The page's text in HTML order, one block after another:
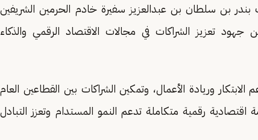
بندر بن سلطان بن عبدالعزيز سفيرة خادم الحرمين الشريفين
تعزيز الشراكات في مجالات الاقتصاد الرقمي والذكاء
وريادة الأعمال، وتمكين الشراكات بين القطاعين العام
رقمية متكاملة تدعم النمو المستدام وتعزز التبادل